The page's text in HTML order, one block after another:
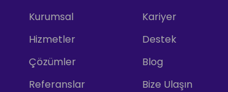
Kurumsal
Hizmetler
Çözümler
Referanslar
Kariyer
Destek
Blog
Bize Ulaşın